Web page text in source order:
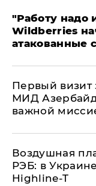
"Работу надо
Wildberries
атакованные
Первый визит
МИД
важной
Воздушная
РЭБ: в
Highline-T